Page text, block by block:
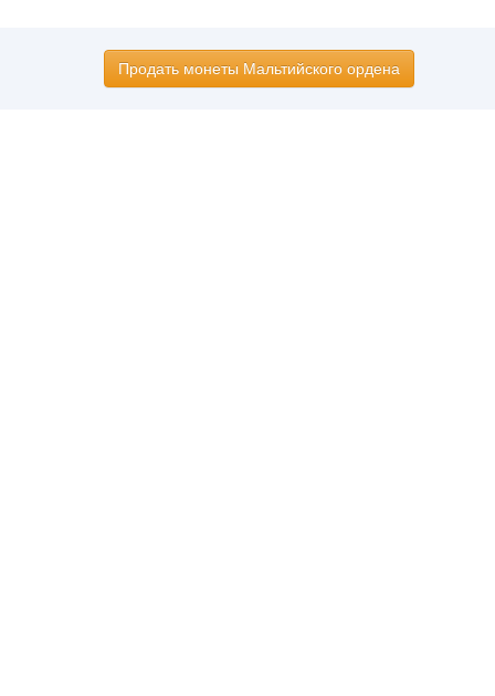
Продать монеты Мальтийского ордена